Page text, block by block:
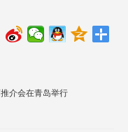
介会在青岛举行